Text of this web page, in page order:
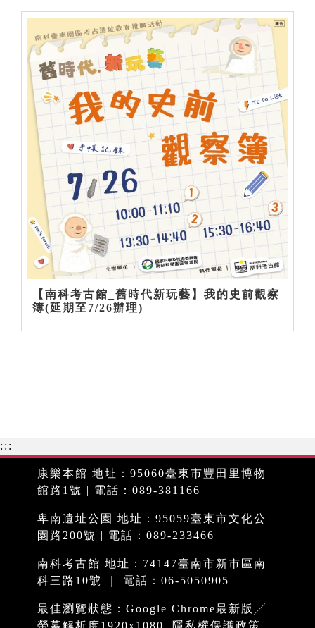
【南科考古館_舊時代新玩藝】我的史前觀察
簿(延期至7/26辦理)
:::
康樂本館 地址：95060臺東市豐田里博物
館路1號 | 電話：089-381166
卑南遺址公園 地址：95059臺東市文化公
園路200號 | 電話：089-233466
南科考古館 地址：74147臺南市新市區南
科三路10號 ｜ 電話：06-5050905
最佳瀏覽狀態：Google Chrome最新版╱